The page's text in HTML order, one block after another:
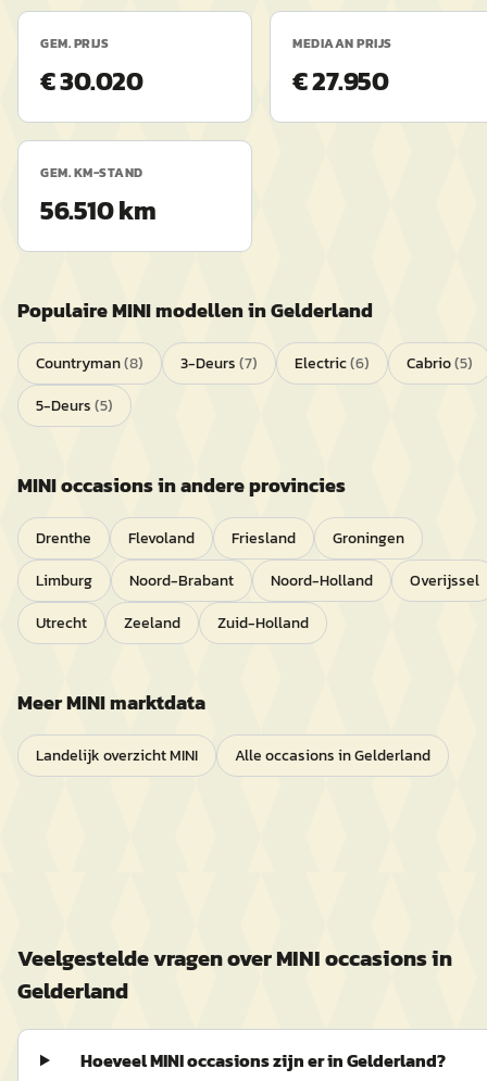
GEM. PRIJS
€ 30.020
MEDIAAN PRIJS
€ 27.950
GEM. KM-STAND
56.510 km
PopulaireMINImodellen inGelderland
Countryman(8) 3-Deurs(7) Electric(6) Cabrio(5)
5-Deurs(5)
MINIoccasions in andere provincies
Drenthe Flevoland Friesland
Groningen
Limburg
Noord-Brabant Noord-Holland
Overijssel
Utrecht
Zeeland Zuid-Holland
MeerMINImarktdata
Landelijk overzichtMINI Alle occasions inGelderland
Veelgestelde vragen overMINIoccasions in
Gelderland
Hoeveel MINI occasions zijn er in Gelderland?